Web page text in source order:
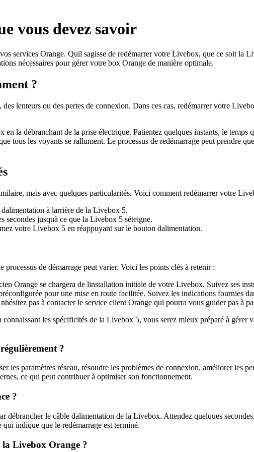
vous devez savoir
services Orange. Quil sagisse de redémarrer votre Livebox, que ce soit la
nécessaires pour gérer votre box Orange de manière optimale.
?
lenteurs ou des pertes de connexion. Dans ces cas, redémarrer votre
la débranchant de la prise électrique. Patientez quelques instants, le temps
tous les voyants se rallument. Le processus de redémarrage peut prendre
mais avec quelques particularités. Voici comment redémarrer votre
à larrière de la Livebox 5.
secondes jusquà ce que la Livebox 5 séteigne.
votre Livebox 5 en réappuyant sur le bouton dalimentation.
de démarrage peut varier. Voici les points clés à retenir :
Orange se chargera de linstallation initiale de votre Livebox. Suivez ses
pour une mise en route facilitée. Suivez les indications fournies
pas à contacter le service client Orange qui pourra vous guider pas à
les spécificités de la Livebox 5, vous serez mieux préparé à gérer
?
les paramètres réseau, résoudre les problèmes de connexion, améliorer les
ce qui peut contribuer à optimiser son fonctionnement.
?
le câble dalimentation de la Livebox. Attendez quelques
indique que le redémarrage est terminé.
la Livebox Orange ?